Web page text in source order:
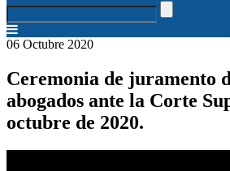
06 Octubre 2020
Ceremonia de juramento
abogados ante la Corte
octubre de 2020.